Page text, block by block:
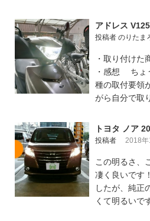
アドレス
投稿者 のりたま
・取り付け
・感想 ちょ
種の取付要領
がら自分で取
トヨタ ノア
投稿者 2018年
この明るさ、
凄く良いです
したが、純正
くて明るいで